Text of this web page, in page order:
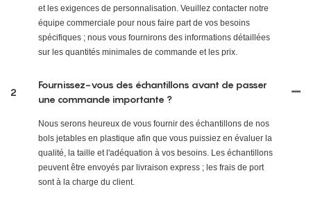
et les exigences de personnalisation. Veuillez contacter notre
équipe commerciale pour nous faire part de vos besoins
spécifiques ; nous vous fournirons des informations détaillées
sur les quantités minimales de commande et les prix.
2
Fournissez-vous des échantillons avant de passer
une commande importante ?
Nous serons heureux de vous fournir des échantillons de nos
bols jetables en plastique afin que vous puissiez en évaluer la
qualité, la taille et l'adéquation à vos besoins. Les échantillons
peuvent être envoyés par livraison express ; les frais de port
sont à la charge du client.